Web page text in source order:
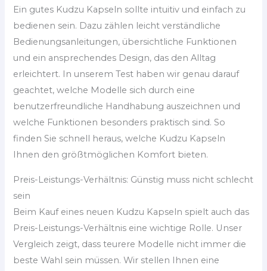
Ein gutes Kudzu Kapseln sollte intuitiv und einfach zu
bedienen sein. Dazu zählen leicht verständliche
Bedienungsanleitungen, übersichtliche Funktionen
und ein ansprechendes Design, das den Alltag
erleichtert. In unserem Test haben wir genau darauf
geachtet, welche Modelle sich durch eine
benutzerfreundliche Handhabung auszeichnen und
welche Funktionen besonders praktisch sind. So
finden Sie schnell heraus, welche Kudzu Kapseln
Ihnen den größtmöglichen Komfort bieten.
Preis-Leistungs-Verhältnis: Günstig muss nicht schlecht
sein
Beim Kauf eines neuen Kudzu Kapseln spielt auch das
Preis-Leistungs-Verhältnis eine wichtige Rolle. Unser
Vergleich zeigt, dass teurere Modelle nicht immer die
beste Wahl sein müssen. Wir stellen Ihnen eine